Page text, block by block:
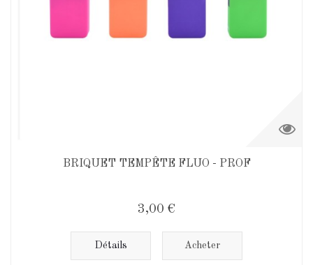
BRIQUET TEMPÊTE FLUO - PROF
3,00 €
Détails Acheter